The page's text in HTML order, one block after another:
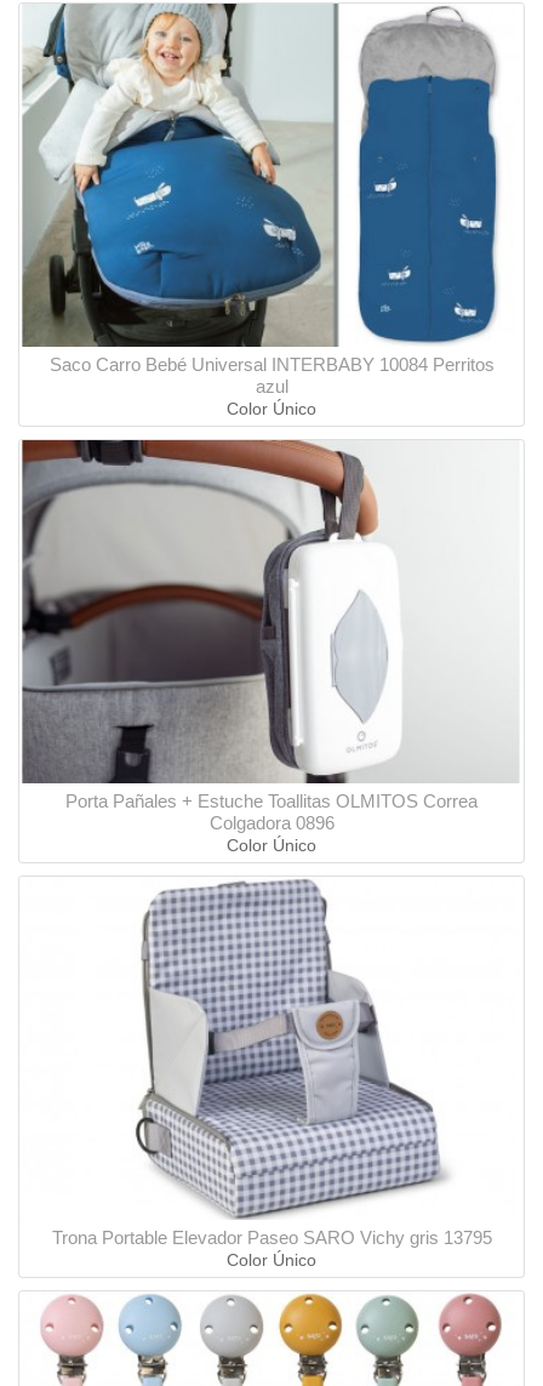
Saco Carro Bebé Universal INTERBABY 10084 Perritos
azul
Color Único
Porta Pañales + Estuche Toallitas OLMITOS Correa
Colgadora 0896
Color Único
Trona Portable Elevador Paseo SARO Vichy gris 13795
Color Único